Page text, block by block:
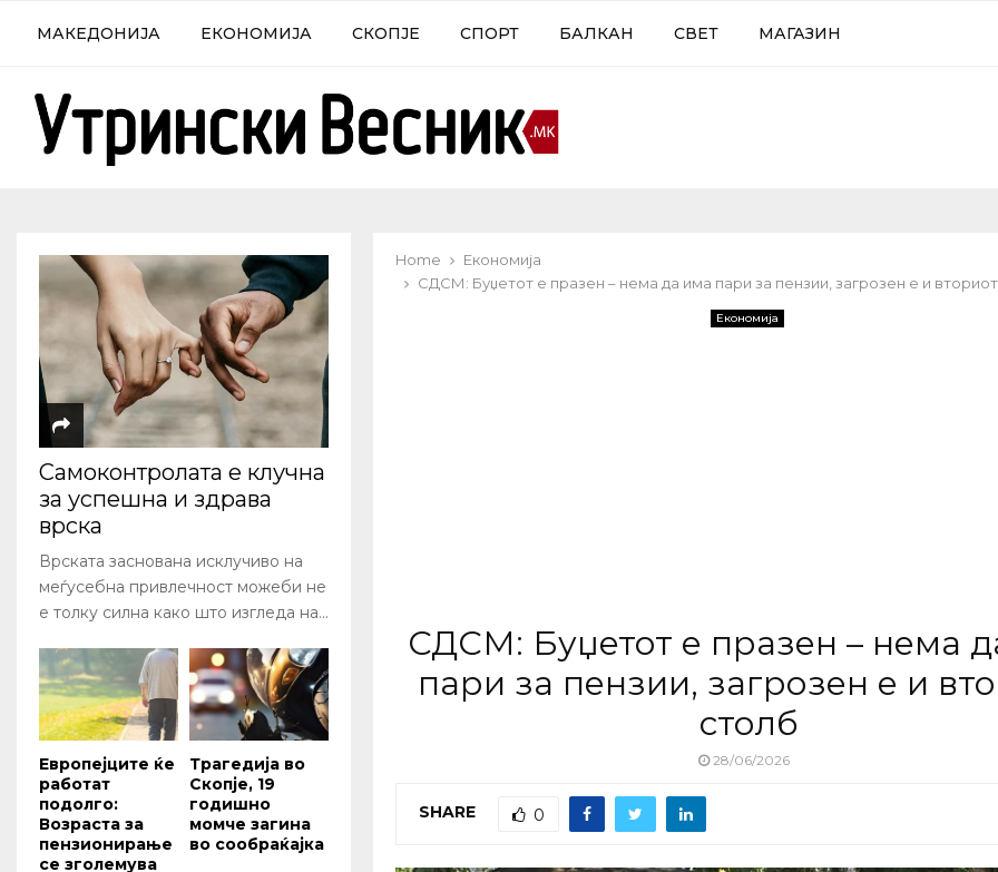
МАКЕДОНИЈА ЕКОНОМИЈА СКОПЈЕ СПОРТ БАЛКАН СВЕТ МАГАЗИН
Home
Економија
СДСМ: Буџетот е празен – нема да има пари за пензии, загрозен е и
Економија
СДСМ: Буџетот е празен – нема
пари за пензии, загрозен е и
столб
28/06/2026
SHARE 0
Самоконтролата е клучна
за успешна и здрава
врска
Врската заснована исклучиво на
меѓусебна привлечност можеби не
е толку силна како што изгледа на...
Европејците ќе
работат
подолго:
Возраста за
пензионирање
се зголемува
Трагедија во
Скопје, 19
годишно
момче загина
во сообраќајка